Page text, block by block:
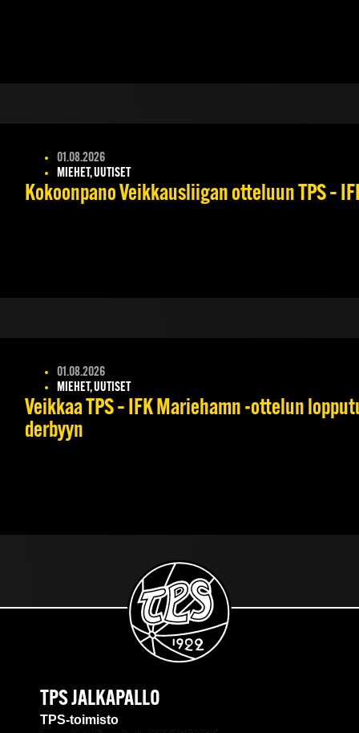
01.08.2026
MIEHET, UUTISET
Kokoonpano Veikkausliigan otteluun TPS –
01.08.2026
MIEHET, UUTISET
Veikkaa TPS – IFK Mariehamn -ottelun
derbyyn
TPS JALKAPALLO
TPS-toimisto